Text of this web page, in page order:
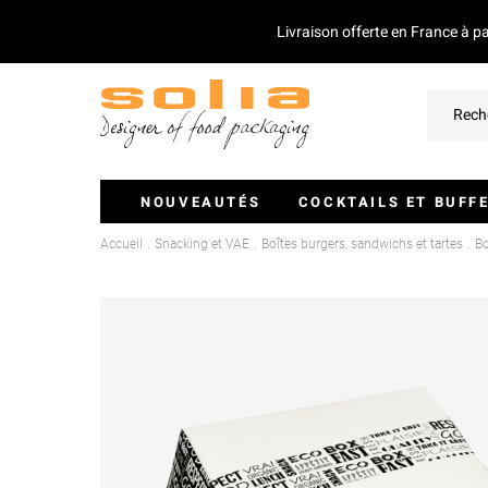
Livraison offerte en France à
NOUVEAUTÉS COCKTAILS ET
Verrines Et Monoportions
Piques Et Mini Couverts
Accueil Snacking et VAE Boîtes burgers, sandwichs et tartes